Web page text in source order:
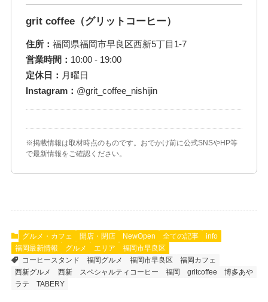
grit coffee（グリットコーヒー）
住所： 福岡県福岡市早良区西新5丁目1-7
営業時間： 10:00 - 19:00
定休日： 月曜日
Instagram： @grit_coffee_nishijin
※掲載情報は取材時点のものです。おでかけ前に公式SNSやHP等
で最新情報をご確認ください。
グルメ・カフェ 開店・閉店 NewOpen 全ての記事
info
福岡最新情報
グルメ エリア
福岡市早良区
コーヒースタンド
福岡グルメ 福岡市早良区
福岡カフェ
西新グルメ
西新 スペシャルティコーヒー 福岡 gritcoffee
博多あや
ラテ
TABERY